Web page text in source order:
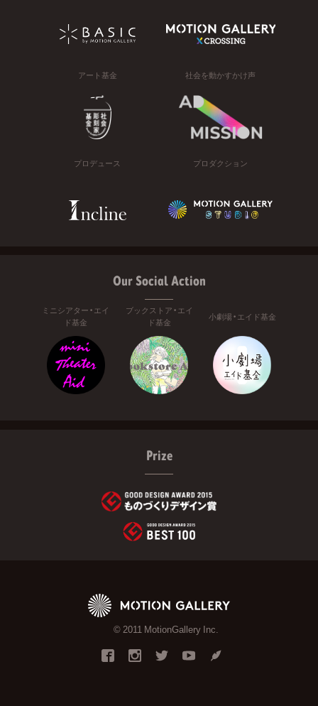
アート基金 社会を動かすかけ声
プロデュース プロダクション
Our Social Action
ミニシアター・エイ
ド基金
ブックストア・エイ
ド基金
小劇場・エイド基金
Prize
© 2011 MotionGallery Inc.